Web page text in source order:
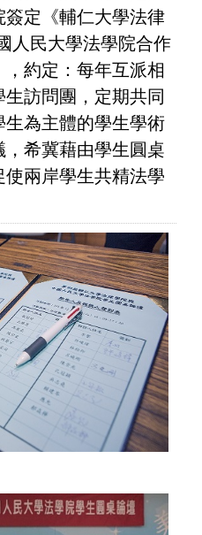
簽定《輔仁大學法律
人民大學法學院合作
，約定：每年互派相
生訪問團，定期共同
生為主體的學生學術
，希冀藉由學生圓桌
使兩岸學生共精法學